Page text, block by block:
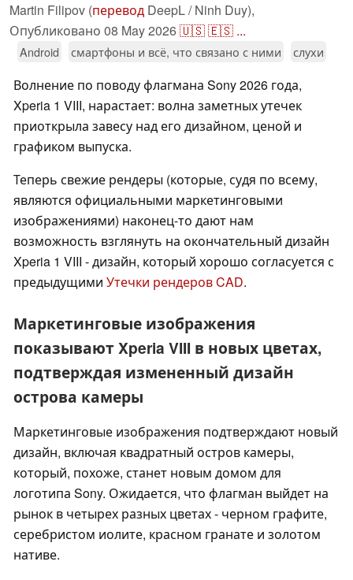
Martin Filipov (перевод DeepL / Ninh Duy),
Опубликовано 08 May 2026🇺🇸🇪🇸 ...
Android смартфоны и всё, что связано с ними слухи
Волнение по поводу флагмана Sony 2026 года,
Xperia 1 VIII, нарастает: волна заметных утечек
приоткрыла завесу над его дизайном, ценой и
графиком выпуска.
Теперь свежие рендеры (которые, судя по всему,
являются официальными маркетинговыми
изображениями) наконец-то дают нам
возможность взглянуть на окончательный дизайн
Xperia 1 VIII - дизайн, который хорошо согласуется с
предыдущими Утечки рендеров CAD.
Маркетинговые изображения
показывают Xperia VIII в новых цветах,
подтверждая измененный дизайн
острова камеры
Маркетинговые изображения подтверждают новый
дизайн, включая квадратный остров камеры,
который, похоже, станет новым домом для
логотипа Sony. Ожидается, что флагман выйдет на
рынок в четырех разных цветах - черном графите,
серебристом иолите, красном гранате и золотом
нативе.